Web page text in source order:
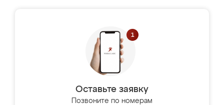
Оставьте заявку
Позвоните по номерам